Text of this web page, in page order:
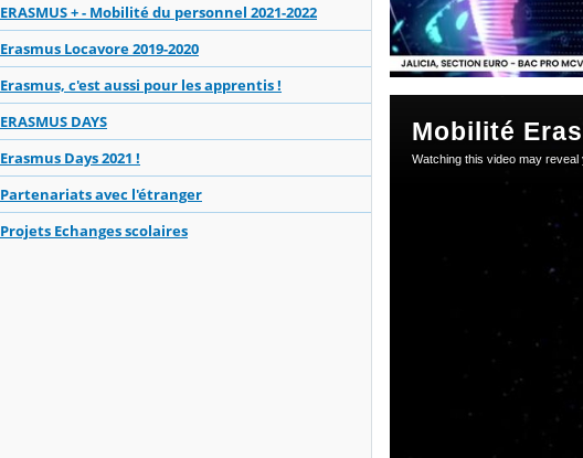
ERASMUS + - Mobilité du personnel 2021-2022
Erasmus Locavore 2019-2020
Erasmus, c'est aussi pour les apprentis !
ERASMUS DAYS
Erasmus Days 2021 !
Partenariats avec l'étranger
Projets Echanges scolaires